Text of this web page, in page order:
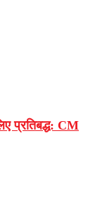
प्रतिबद्ध: CM